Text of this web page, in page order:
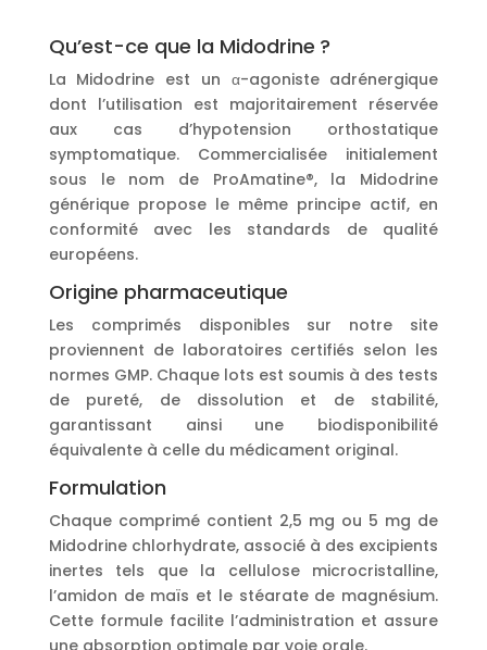
Qu’est-ce que la Midodrine ?
La Midodrine est un α-agoniste adrénergique
dont l’utilisation est majoritairement réservée
aux cas d’hypotension orthostatique
symptomatique. Commercialisée initialement
sous le nom de ProAmatine®, la Midodrine
générique propose le même principe actif, en
conformité avec les standards de qualité
européens.
Origine pharmaceutique
Les comprimés disponibles sur notre site
proviennent de laboratoires certifiés selon les
normes GMP. Chaque lots est soumis à des tests
de pureté, de dissolution et de stabilité,
garantissant ainsi une biodisponibilité
équivalente à celle du médicament original.
Formulation
Chaque comprimé contient 2,5 mg ou 5 mg de
Midodrine chlorhydrate, associé à des excipients
inertes tels que la cellulose microcristalline,
l’amidon de maïs et le stéarate de magnésium.
Cette formule facilite l’administration et assure